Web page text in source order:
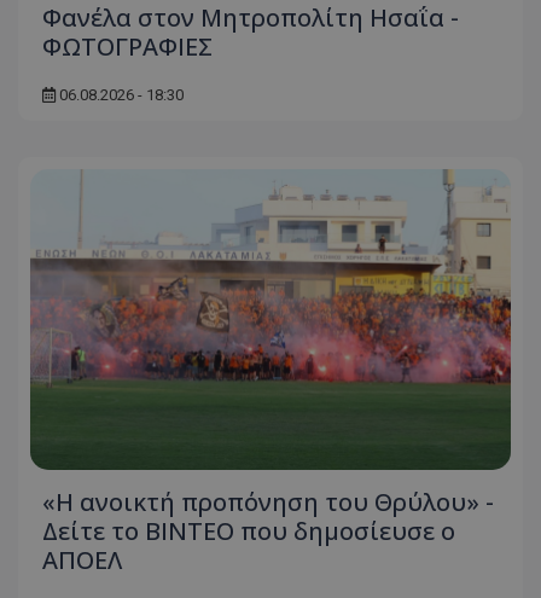
Φανέλα στον Μητροπολίτη Ησαΐα -
ΦΩΤΟΓΡΑΦΙΕΣ
06.08.2026 - 18:30
«Η ανοικτή προπόνηση του Θρύλου» -
Δείτε το ΒΙΝΤΕΟ που δημοσίευσε ο
ΑΠΟΕΛ